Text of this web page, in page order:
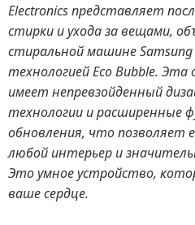
Electronics представляет
стирки и ухода за вещами,
стиральной машине Samsung
технологией Eco Bubble.
имеет непревзойденный
технологии и расширенные
обновления, что позволяет
любой интерьер и
Это умное устройство,
ваше сердце.